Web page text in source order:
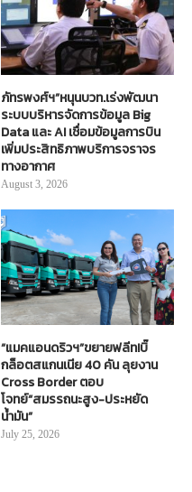
ภัทรพงศ์ฯ”หนุนบวท.เร่งพัฒนา
ระบบบริหารจัดการข้อมูล Big
Data และ AI เชื่อมข้อมูลการบิน
เพิ่มประสิทธิภาพบริการจราจร
ทางอากาศ
August 3, 2026
“แมคแอนดริวฯ”ขยายฟลีท!บิ๊
กล็อตสแกนเนีย 40 คัน ลุยงาน
Cross Border ตอบ
โจทย์“สมรรถนะสูง-ประหยัด
น้ำมัน”
July 25, 2026